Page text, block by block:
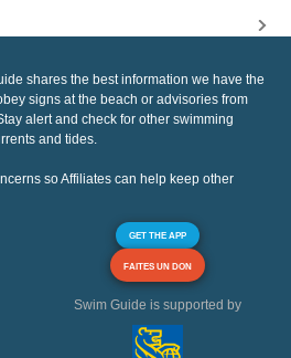
shares the best information we have the
signs at the beach or advisories from
alert and check for other swimming
and tides.
so Affiliates can help keep other
GET THE APP
FAITES UN DON
Swim Guide is supported by